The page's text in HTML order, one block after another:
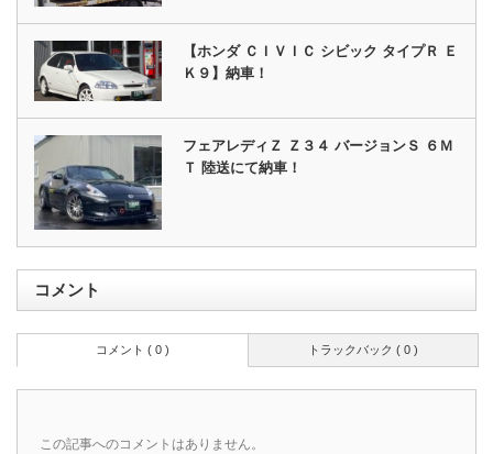
【ホンダ ＣＩＶＩＣ シビック タイプＲ Ｅ
Ｋ９】納車！
フェアレディＺ Ｚ３４ バージョンＳ ６Ｍ
Ｔ 陸送にて納車！
コメント
トラックバック ( 0 )
コメント ( 0 )
この記事へのコメントはありません。